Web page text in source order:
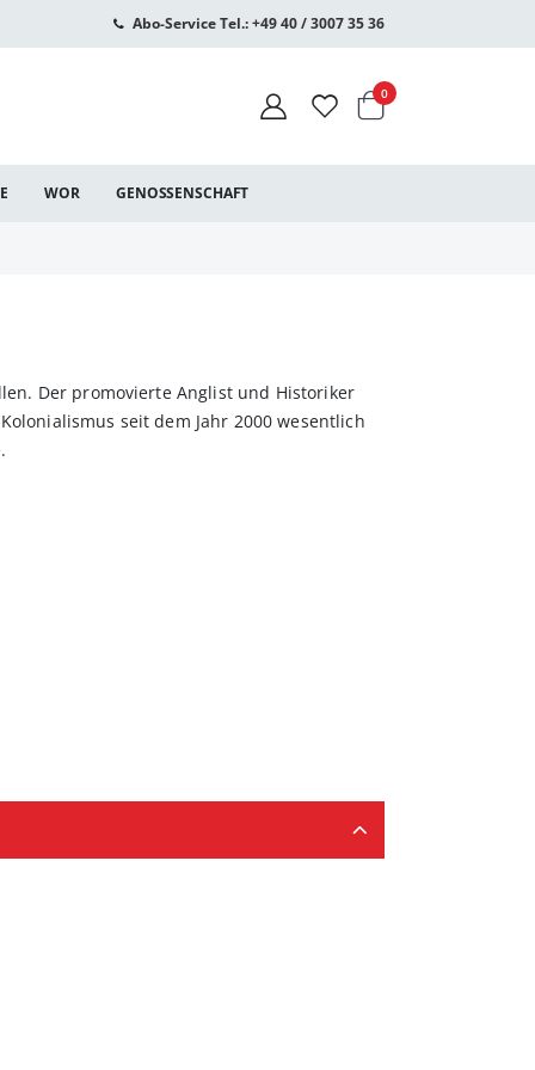
Abo-Service Tel.: +49 40 / 3007 35 36
Warenkorb
0Artikel
WOR GENOSSENSCHAFT
Der promovierte Anglist und His­toriker
seit dem Jahr 2000 wesentlich